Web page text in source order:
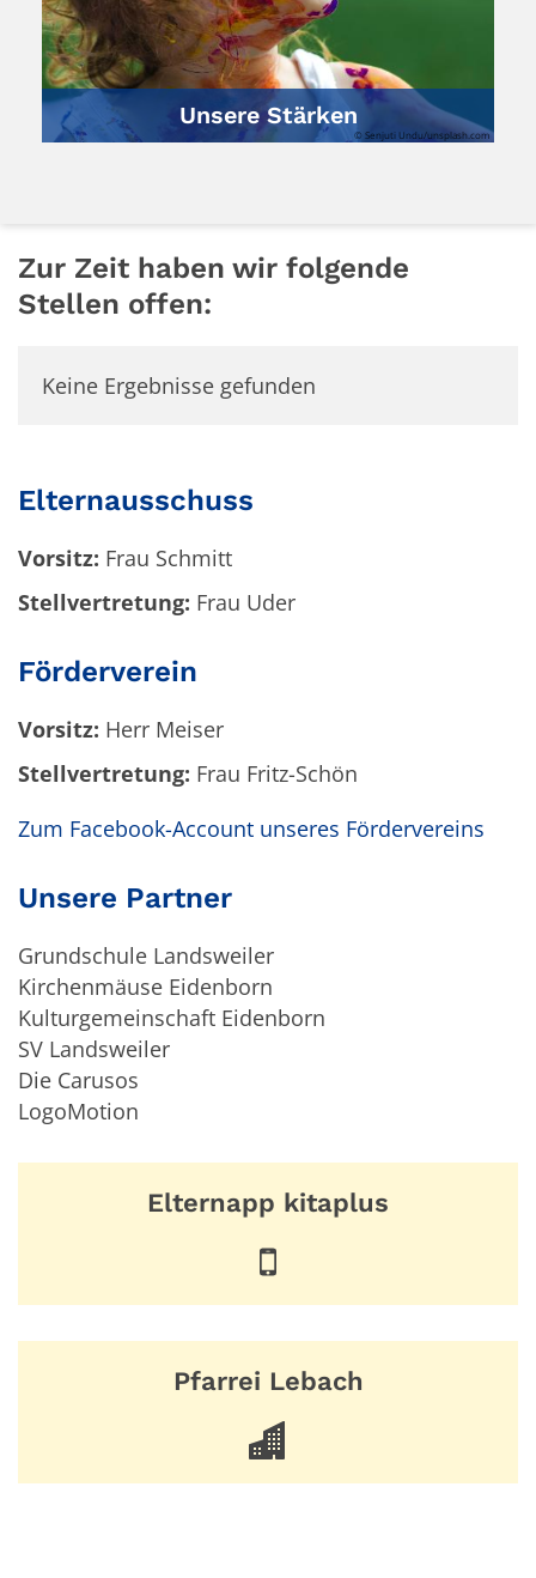
Unsere Stärken
© Senjuti Undu/unsplash.com
Zur Zeit haben wir folgende
Stellen offen:
Keine Ergebnisse gefunden
Elternausschuss
Vorsitz: Frau Schmitt
Stellvertretung: Frau Uder
Förderverein
Vorsitz: Herr Meiser
Stellvertretung: Frau Fritz-Schön
Zum Facebook-Account unseres Fördervereins
Unsere Partner
Grundschule Landsweiler
Kirchenmäuse Eidenborn
Kulturgemeinschaft Eidenborn
SV Landsweiler
Die Carusos
LogoMotion
Elternapp kitaplus
Pfarrei Lebach